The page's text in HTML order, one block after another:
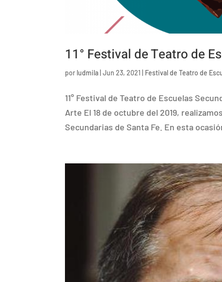
11° Festival de Teatro de
por ludmila |Jun 23, 2021 Festival de Teatro de
11° Festival de Teatro de Escuelas
Arte El 18 de octubre del 2019,
Secundarias de Santa Fe. En esta